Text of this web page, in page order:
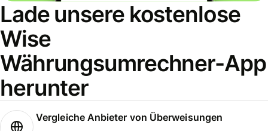
Lade unsere kostenlose
Wise
Währungsumrechner-App
herunter
Vergleiche Anbieter von Überweisungen